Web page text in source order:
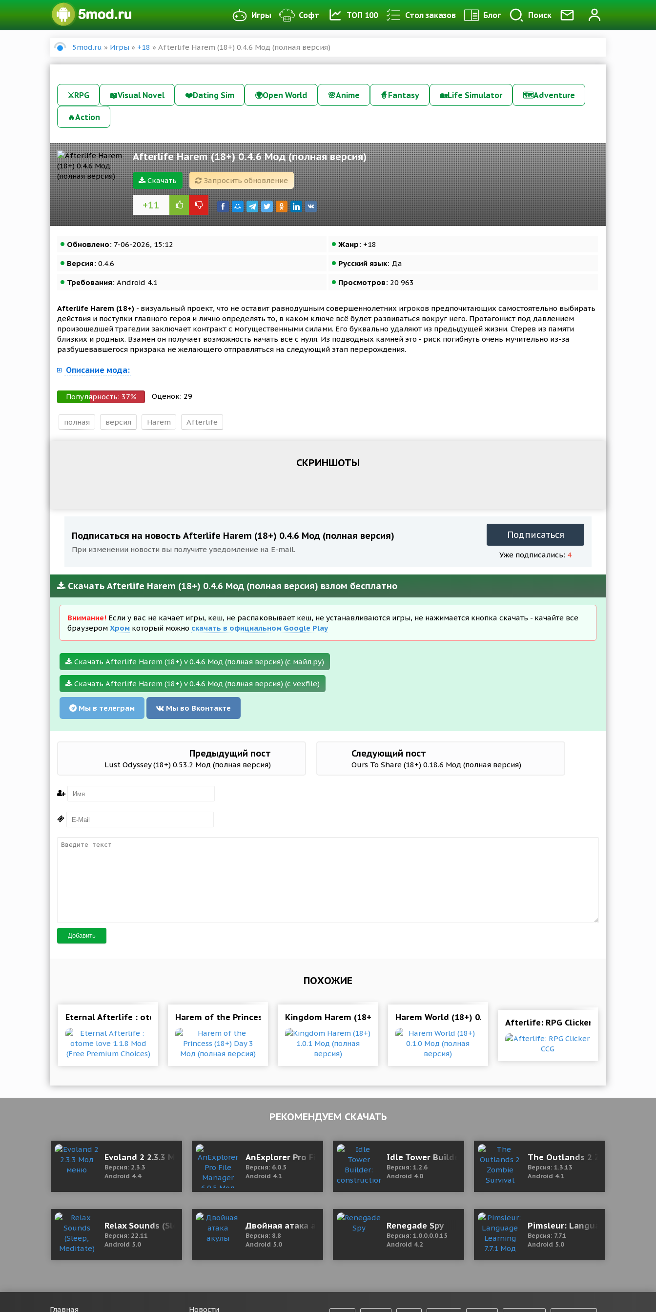
Игры Софт ТОП 100 Стол заказов Блог Поиск
5mod.ru » Игры » +18 » Afterlife Harem (18+) 0.4.6 Мод (полная версия)
⚔️RPG 📖Visual Novel ❤️Dating Sim 🌍Open World 🌸Anime 🧙Fantasy 🏡Life Simulator 🗺️Adventure
🔥Action
Afterlife Harem (18+) 0.4.6 Мод (полная версия)
Скачать Запросить обновление
+11
Обновлено: 7-06-2026, 15:12 Жанр: +18
Версия: 0.4.6 Русский язык: Да
Требования: Android 4.1 Просмотров: 20 963
Afterlife Harem (18+) - визуальный проект, что не оставит равнодушным совершеннолетних игроков предпочитающих самостоятельно выбирать
действия и поступки главного героя и лично определять то, в каком ключе всё будет развиваться вокруг него. Протагонист под давлением
произошедшей трагедии заключает контракт с могущественными силами. Его буквально удаляют из предыдущей жизни. Стерев из памяти
близких и родных. Взамен он получает возможность начать всё с нуля. Из подводных камней это - риск погибнуть очень мучительно из-за
разбушевавшегося призрака не желающего отправляться на следующий этап перерождения.
Описание мода:
Популярность: 37% Оценок: 29
полная версия Harem Afterlife
СКРИНШОТЫ
Подписаться на новость Afterlife Harem (18+) 0.4.6 Мод (полная версия)
При изменении новости вы получите уведомление на E-mail.
Подписаться
Уже подписались: 4
Скачать Afterlife Harem (18+) 0.4.6 Мод (полная версия) взлом бесплатно
Внимание! Если у вас не качает игры, кеш, не распаковывает кеш, не устанавливаются игры, не нажимается кнопка скачать - качайте все
браузером Хром который можно скачать в официальном Google Play
Скачать Afterlife Harem (18+) v 0.4.6 Мод (полная версия) (с майл.ру)
Скачать Afterlife Harem (18+) v 0.4.6 Мод (полная версия) (с vexfile)
Мы в телеграм Мы во Вконтакте
Предыдущий пост
Lust Odyssey (18+) 0.53.2 Мод (полная версия)
Следующий пост
Ours To Share (18+) 0.18.6 Мод (полная версия)
Добавить
ПОХОЖИЕ
Eternal Afterlife : otome love 1.1.8 Mod (Free Premium Choices)
Harem of the Princess (18+) Day 3 Мод (полная версия)
Kingdom Harem (18+) 1.0.1 Мод (полная версия)Harem World (18+) 0.1.0 Мод (полная версия)
Afterlife: RPG Clicker CCG
РЕКОМЕНДУЕМ СКАЧАТЬ
Evoland 2 2.3.3 Мод меню
Версия: 2.3.3
Android 4.4
AnExplorer Pro File Manager 6.0.5 Мод (полная версия)
Версия: 6.0.5
Android 4.1
Idle Tower Builder: construction tycoon manager
Версия: 1.2.6
Android 4.0
The Outlands 2 Zombie
Версия: 1.3.13
Android 4.1
Relax Sounds (Sleep, Meditate) 22.11 Mod (Premium)
Версия: 22.11
Android 5.0
Двойная атака акулы
Версия: 8.8
Android 5.0
Renegade Spy
Версия: 1.0.0.0.0.15
Android 4.2
Pimsleur: Language Learning
Версия: 7.7.1
Android 5.0
Главная Новости